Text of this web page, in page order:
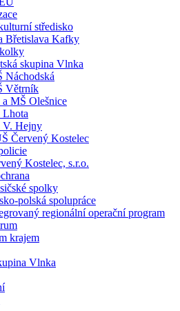
středisko
Břetislava Kafky
skupina Vlnka
Náchodská
Větrník
a MŠ Olešnice
Lhota
V. Hejny
Červený Kostelec
Kostelec, s.r.o.
spolky
polská spolupráce
regionální operační program
krajem
Vlnka